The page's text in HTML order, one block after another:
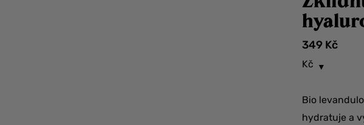
349 Kč
Kč
Bio
hydratuje a